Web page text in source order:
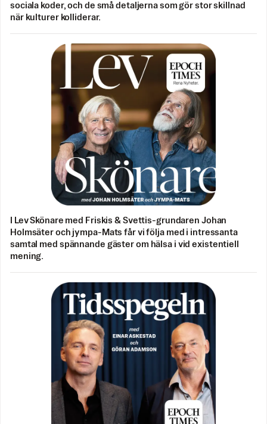
sociala koder, och de små detaljerna som gör stor skillnad
när kulturer kolliderar.
I Lev Skönare med Friskis & Svettis-grundaren Johan
Holmsäter och jympa-Mats får vi följa med i intressanta
samtal med spännande gäster om hälsa i vid existentiell
mening.